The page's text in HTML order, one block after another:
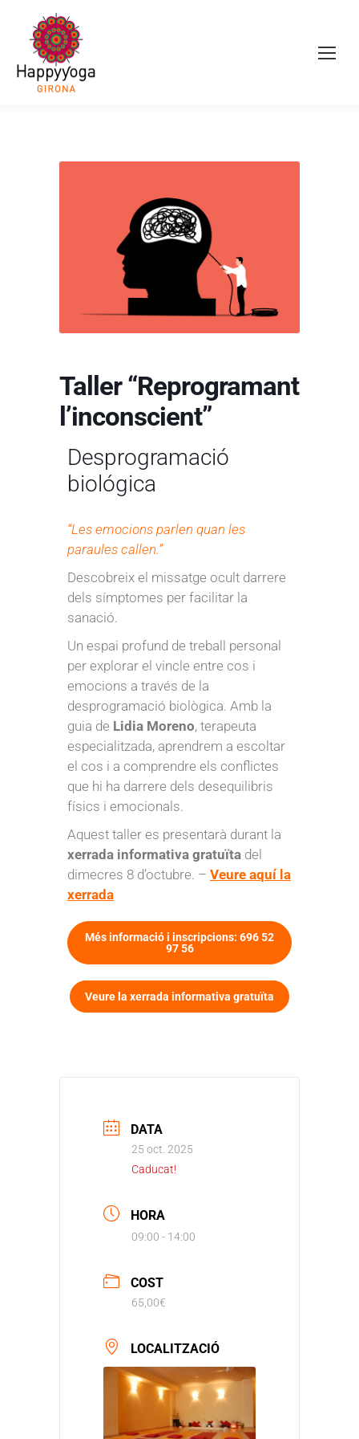
Taller “Reprogramant
l’inconscient”
Desprogramació
biológica
“Les emocions parlen quan les
paraules callen.”
Descobreix el missatge ocult darrere
dels símptomes per facilitar la
sanació.
Un espai profund de treball personal
per explorar el vincle entre cos i
emocions a través de la
desprogramació biològica. Amb la
guia de Lidia Moreno, terapeuta
especialitzada, aprendrem a escoltar
el cos i a comprendre els conflictes
que hi ha darrere dels desequilibris
físics i emocionals.
Aquest taller es presentarà durant la
xerrada informativa gratuïta del
dimecres 8 d’octubre. – Veure aquí la
xerrada
Més informació i inscripcions: 696 52
97 56
Veure la xerrada informativa gratuïta
DATA
25 oct. 2025
Caducat!
HORA
09:00 - 14:00
COST
65,00€
LOCALITZACIÓ